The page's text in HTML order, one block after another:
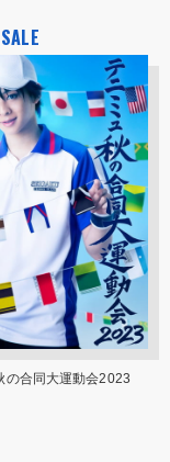
の合同大運動会2023